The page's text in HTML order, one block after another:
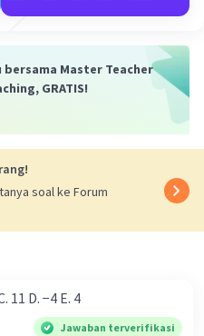
Master Teacher
GRATIS!
soal ke Forum
3 B. −3 C. 11 D. −4 E. 4
Jawaban terverifikasi